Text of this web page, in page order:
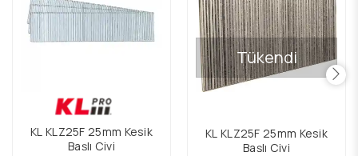
KL KLZ25F 25mm Kesik
Başlı Çivi
Tükendi
KL KLZ25F 25mm Kesik
Başlı Çivi